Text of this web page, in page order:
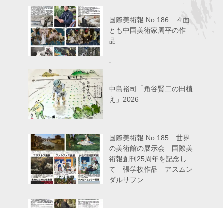
国際美術報 No.186 ４面
とも中国美術家周平の作
品
中島裕司「角谷賢二の田植
え」2026
国際美術報 No.185 世界
の美術館の展示会 国際美
術報創刊25周年を記念し
て 張学枚作品 アスムン
ダルサフン